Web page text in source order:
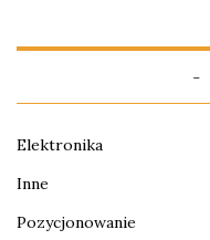
Elektronika
Inne
Pozycjonowanie